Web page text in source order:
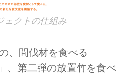
ェクトの仕組み
、間伐材を食べる
、第二弾の放置竹を食べ